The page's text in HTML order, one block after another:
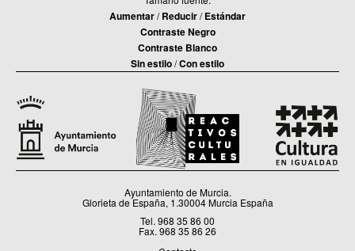
Aumentar/Reducir/Estándar
Contraste Negro
Contraste Blanco
Sin estilo/Con estilo
Ayuntamiento de Murcia.
Glorieta de España, 1.30004 Murcia España
Tel. 968 35 86 00
Fax. 968 35 86 26